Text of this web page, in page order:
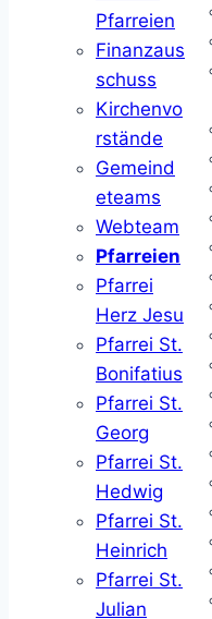
Pfarreien
Finanzaus
schuss
Kirchenvo
rstände
Gemeind
eteams
Webteam
Pfarreien
Pfarrei
Herz Jesu
Pfarrei St.
Bonifatius
Pfarrei St.
Georg
Pfarrei St.
Hedwig
Pfarrei St.
Heinrich
Pfarrei St.
Julian